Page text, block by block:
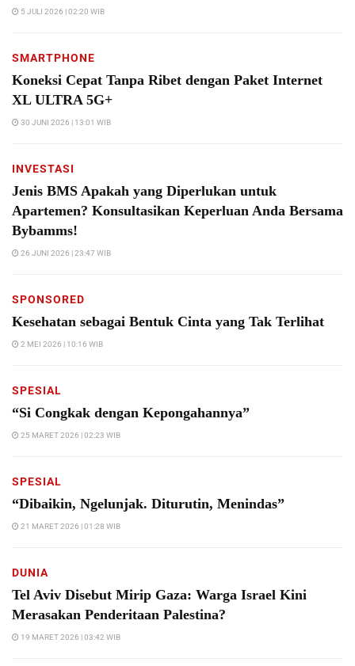
5 JULI 2026 | 02:20 WIB
SMARTPHONE
Koneksi Cepat Tanpa Ribet dengan Paket Internet
XL ULTRA 5G+
30 JUNI 2026 | 13:01 WIB
INVESTASI
Jenis BMS Apakah yang Diperlukan untuk
Apartemen? Konsultasikan Keperluan Anda Bersama
Bybamms!
26 JUNI 2026 | 23:47 WIB
SPONSORED
Kesehatan sebagai Bentuk Cinta yang Tak Terlihat
2 MEI 2026 | 10:16 WIB
SPESIAL
“Si Congkak dengan Kepongahannya”
25 MARET 2026 | 02:23 WIB
SPESIAL
“Dibaikin, Ngelunjak. Diturutin, Menindas”
21 MARET 2026 | 01:28 WIB
DUNIA
Tel Aviv Disebut Mirip Gaza: Warga Israel Kini
Merasakan Penderitaan Palestina?
19 MARET 2026 | 03:42 WIB